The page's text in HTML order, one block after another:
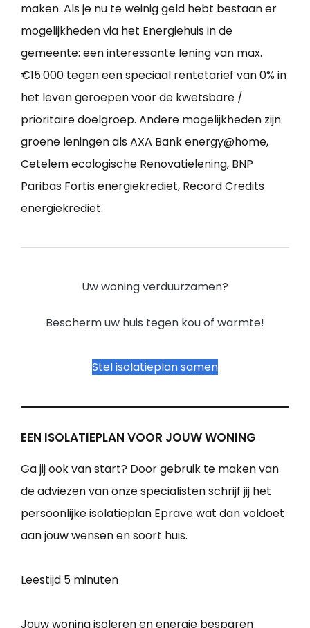
maken. Als je nu te weinig geld hebt bestaan er
mogelijkheden via het Energiehuis in de
gemeente: een interessante lening van max.
€15.000 tegen een speciaal rentetarief van 0% in
het leven geroepen voor de kwetsbare /
prioritaire doelgroep. Andere mogelijkheden zijn
groene leningen als AXA Bank energy@home,
Cetelem ecologische Renovatielening, BNP
Paribas Fortis energiekrediet, Record Credits
energiekrediet.
Uw woning verduurzamen?
Bescherm uw huis tegen kou of warmte!
Stel isolatieplan samen
EEN ISOLATIEPLAN VOOR JOUW WONING
Ga jij ook van start? Door gebruik te maken van
de adviezen van onze specialisten schrijf jij het
persoonlijke isolatieplan Eprave wat dan voldoet
aan jouw wensen en soort huis.
Leestijd 5 minuten
Jouw woning isoleren en energie besparen